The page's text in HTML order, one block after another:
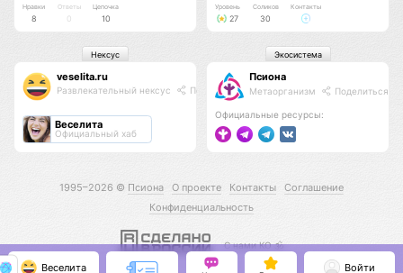
Нравки
8
Ответы
0
Цепочка
10
Уровень
27
Соликов
30
Контакты
veselita.ru
Развлекательный нексус Поделиться
Веселита
Официальный хаб
Нексус
Псиона
Метаорганизм Поделиться
Официальные ресурсы:
Экосистема
1995–2026 © Псиона О проекте Контакты
Соглашение
Конфиденциальность
С нами КО 🕉️
Веселита Войти